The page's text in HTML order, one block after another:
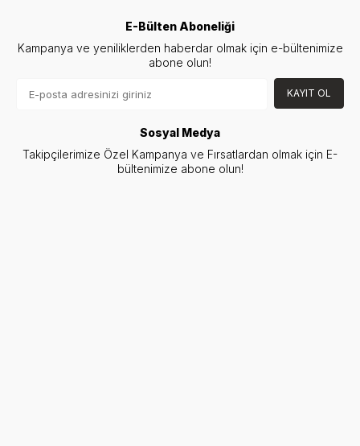
E-Bülten Aboneliği
Kampanya ve yeniliklerden haberdar olmak için e-bültenimize
abone olun!
KAYIT OL
Sosyal Medya
Takipçilerimize Özel Kampanya ve Fırsatlardan olmak için E-
bültenimize abone olun!